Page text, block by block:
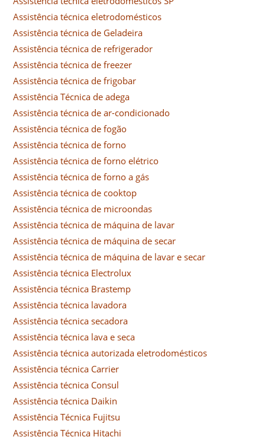
Assistência técnica eletrodomésticos
Assistência técnica de Geladeira
Assistência técnica de refrigerador
Assistência técnica de freezer
Assistência técnica de frigobar
Assistência Técnica de adega
Assistência técnica de ar-condicionado
Assistência técnica de fogão
Assistência técnica de forno
Assistência técnica de forno elétrico
Assistência técnica de forno a gás
Assistência técnica de cooktop
Assistência técnica de microondas
Assistência técnica de máquina de lavar
Assistência técnica de máquina de secar
Assistência técnica de máquina de lavar e secar
Assistência técnica Electrolux
Assistência técnica Brastemp
Assistência técnica lavadora
Assistência técnica secadora
Assistência técnica lava e seca
Assistência técnica autorizada eletrodomésticos
Assistência técnica Carrier
Assistência técnica Consul
Assistência técnica Daikin
Assistência Técnica Fujitsu
Assistência Técnica Hitachi